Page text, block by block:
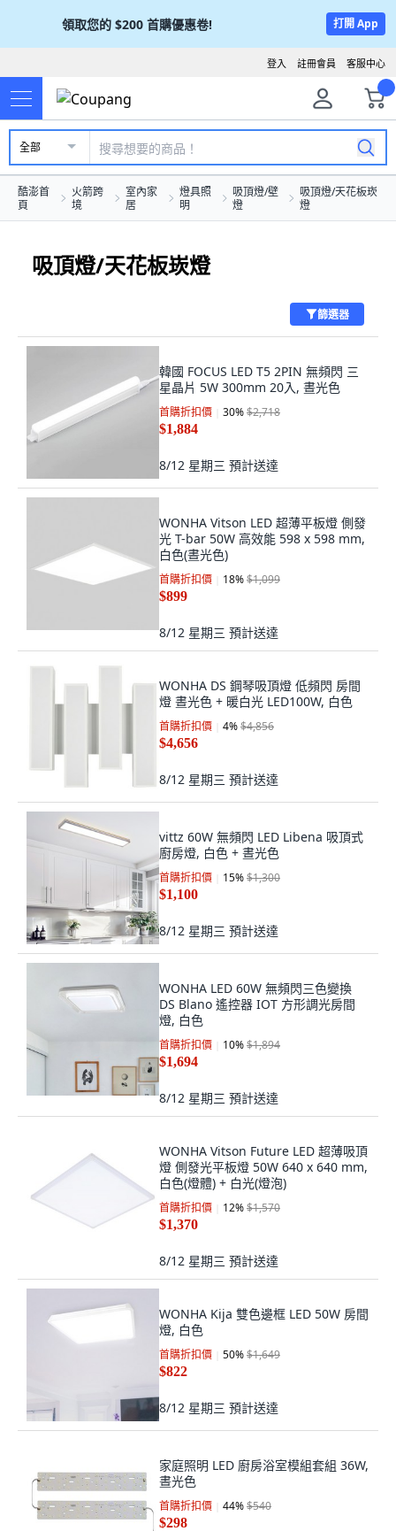
領取您的 $200 首購優惠卷! 打開 App
客服中心
註冊會員
登入
全部
酷澎首
頁
火箭跨
境
室內家
居
燈具照
明
吸頂燈/壁
燈
吸頂燈/天花板崁
燈
吸頂燈/天花板崁燈
篩選器
韓國 FOCUS LED T5 2PIN 無頻閃 三
星晶片 5W 300mm 20入, 晝光色
首購折扣價 30%$2,718
$1,884
8/12 星期三 預計送達
WONHA Vitson LED 超薄平板燈 側發
光 T-bar 50W 高效能 598 x 598 mm,
白色(晝光色)
首購折扣價 18%$1,099
$899
8/12 星期三 預計送達
WONHA DS 鋼琴吸頂燈 低頻閃 房間
燈 晝光色 + 暖白光 LED100W, 白色
首購折扣價 4%$4,856
$4,656
8/12 星期三 預計送達
vittz 60W 無頻閃 LED Libena 吸頂式
廚房燈, 白色 + 晝光色
首購折扣價 15%$1,300
$1,100
8/12 星期三 預計送達
WONHA LED 60W 無頻閃三色變換
DS Blano 遙控器 IOT 方形調光房間
燈, 白色
首購折扣價 10%$1,894
$1,694
8/12 星期三 預計送達
WONHA Vitson Future LED 超薄吸頂
燈 側發光平板燈 50W 640 x 640 mm,
白色(燈體) + 白光(燈泡)
首購折扣價 12%$1,570
$1,370
8/12 星期三 預計送達
WONHA Kija 雙色邊框 LED 50W 房間
燈, 白色
首購折扣價 50%$1,649
$822
8/12 星期三 預計送達
家庭照明 LED 廚房浴室模組套組 36W,
晝光色
首購折扣價 44%$540
$298